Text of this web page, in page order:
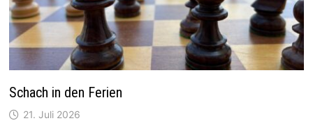
Schach in den Ferien
21. Juli 2026